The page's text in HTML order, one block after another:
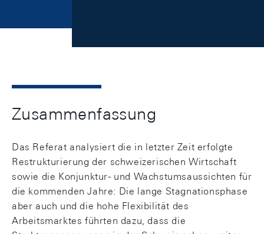
Zusammenfassung
Das Referat analysiert die in letzter Zeit erfolgte
Restrukturierung der schweizerischen Wirtschaft
sowie die Konjunktur- und Wachstumsaussichten für
die kommenden Jahre: Die lange Stagnationsphase
aber auch und die hohe Flexibilität des
Arbeitsmarktes führten dazu, dass die